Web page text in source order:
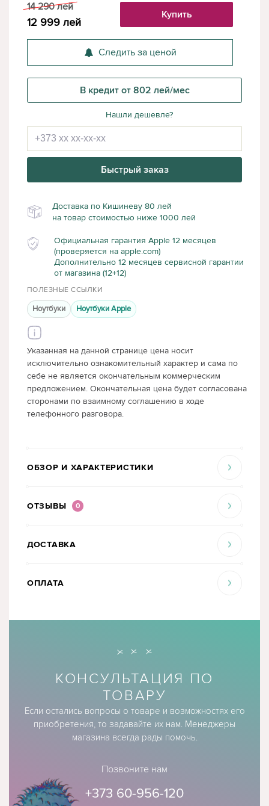
14 290 лей
12 999 лей
Купить
Следить за ценой
В кредит от 802 лей/мес
Нашли дешевле?
Быстрый заказ
Доставка по Кишиневу 80 лей
на товар стоимостью ниже 1000 лей
Официальная гарантия Apple 12 месяцев
(проверяется на apple.com)
Дополнительно 12 месяцев сервисной гарантии
от магазина (12+12)
ПОЛЕЗНЫЕ ССЫЛКИ
Ноутбуки Ноутбуки Apple
Указанная на данной странице цена носит
исключительно ознакомительный характер и сама по
себе не является окончательным коммерческим
предложением. Окончательная цена будет согласована
сторонами по взаимному соглашению в ходе
телефонного разговора.
ОБЗОР И ХАРАКТЕРИСТИКИ
ОТЗЫВЫ 0
ДОСТАВКА
ОПЛАТА
КОНСУЛЬТАЦИЯ ПО
ТОВАРУ
Если остались вопросы о товаре и возможностях его
приобретения, то задавайте их нам. Менеджеры
магазина всегда рады помочь.
Позвоните нам
+373 60-956-120